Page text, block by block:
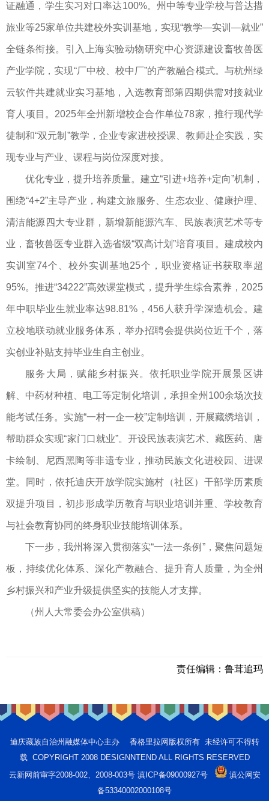
证融通，学生实习对口率达100%。州中等专业学校与普达措
旅业等25家单位共建校外实训基地，实现“教学—实训—就业”
全链条衔接。引入上海实验动物研究中心资源建设畜牧兽医
产业学院，实现“厂中校、校中厂”的产教融合模式。与杭州绿
云软件共建就业实习基地，入选教育部第四期供需对接就业
育人项目。2025年全州新增校企合作单位78家，推行现代学
徒制和“双元制”教学，企业专家进校授课、教师赴企实践，实
现专业与产业、课程与岗位深度对接。
优化专业，提升培养质量。建立“引进+培养+定向”机制，
围绕“4+2”主导产业，构建文旅服务、生态农业、健康护理、
清洁能源四大专业群，新增新能源汽车、民族表演艺术等专
业，畜牧兽医专业群入选省级“双高计划”培育项目。建成校内
实训室74个、校外实训基地25个，职业资格证书获取率超
95%。推进“34222”高效课堂模式，提升学生综合素养，2025
年中职毕业生就业率达98.81%，456人获升学深造机会。建
立校地联动就业服务体系，举办招聘会提供岗位近千个，落
实创业补贴支持毕业生自主创业。
服务大局，赋能乡村振兴。依托职业学院开展景区讲
解、中药材种植、电工等定制化培训，承担全州100余场次技
能考试任务。实施“一村一企一校”定制培训，开展藏绣培训，
帮助群众实现“家门口就业”。开设民族表演艺术、藏医药、唐
卡绘制、尼西黑陶等非遗专业，推动民族文化进校园、进课
堂。同时，依托迪庆开放学院实施村（社区）干部学历素质
双提升项目，初步形成学历教育与职业培训并重、学校教育
与社会教育协同的终身职业技能培训体系。
下一步，我州将深入贯彻落实“一法一条例”，聚焦问题短
板，持续优化体系、深化产教融合、提升育人质量，为全州
乡村振兴和产业升级提供坚实的技能人才支撑。
（州人大常委会办公室供稿）
责任编辑： 鲁茸追玛
迪庆藏族自治州融媒体中心主办 香格里拉网版权所有 未经许可不得转
载 COPYRIGHT 2008 DESIGNNTEND ALL RIGHTS RESERVED
云新网前审字2008-002、2008-003号 滇ICP备09000927号
滇公网安
备53340002000108号